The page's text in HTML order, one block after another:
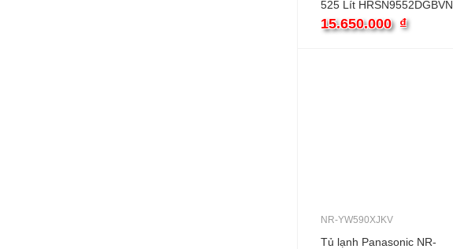
525 Lít HRSN9552DGBVN
15.650.000 ₫
NR-YW590XJKV
Tủ lạnh Panasonic NR-